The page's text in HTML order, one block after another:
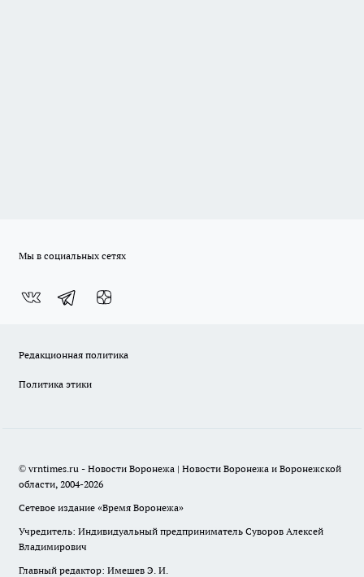
Мы в социальных сетях
Редакционная политика
Политика этики
© vrntimes.ru - Новости Воронежа | Новости Воронежа и Воронежской
области, 2004-2026
Сетевое издание «Время Воронежа»
Учредитель: Индивидуальный предприниматель Суворов Алексей
Владимирович
Главный редактор: Имешев Э. И.